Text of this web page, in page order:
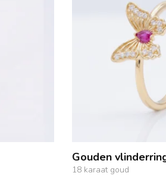
Gouden
18 karaat goud